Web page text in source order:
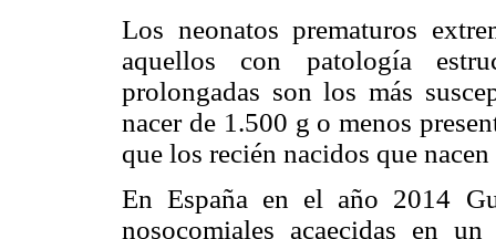
Los neonatos prematuros
aquellos con patología
prolongadas son los más
nacer de 1.500 g o menos
que los recién nacidos que
En España en el año 2014
nosocomiales acaecidas en